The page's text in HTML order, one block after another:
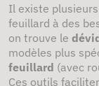
Il existe
feuillard à des
on trouve le
modèles plus
feuillard (avec
Ces outils